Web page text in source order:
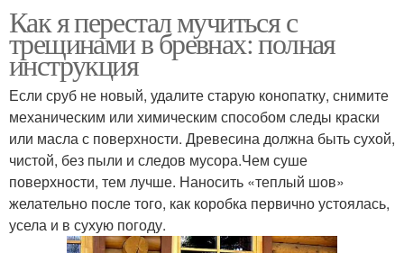
Как я перестал мучиться с
трещинами в бревнах: полная
инструкция
Если сруб не новый, удалите старую конопатку, снимите
механическим или химическим способом следы краски
или масла с поверхности. Древесина должна быть сухой,
чистой, без пыли и следов мусора.Чем суше
поверхности, тем лучше. Наносить «теплый шов»
желательно после того, как коробка первично устоялась,
усела и в сухую погоду.